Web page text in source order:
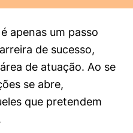
é apenas um passo
de sucesso,
de atuação. Ao se
se abre,
que pretendem